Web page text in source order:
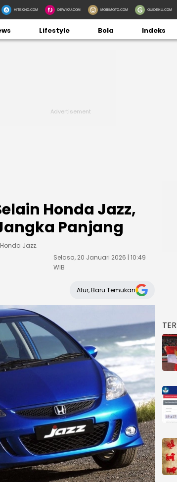
HITEKNO.COM DEWIKU.COM MOBIMOTO.COM GUIDEKU.COM
Lifestyle Bola Indeks
Honda Jazz,
Panjang
Jazz.
Selasa, 20 Januari 2026 | 10:49
WIB
Atur, Baru Temukan